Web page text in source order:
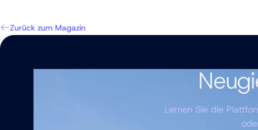
Zurück zum Magazin
Lernen Sie die